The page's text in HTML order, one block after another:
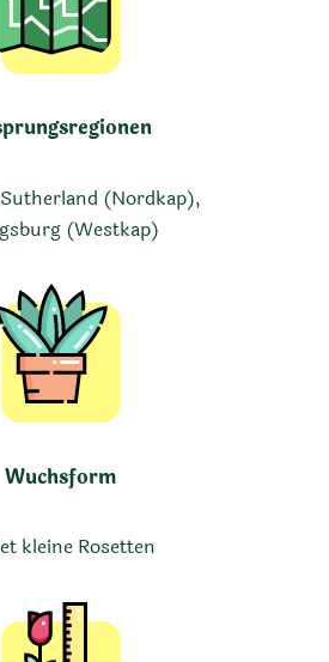
(Nordkap),
(Westkap)
Wuchsform
kleine Rosetten